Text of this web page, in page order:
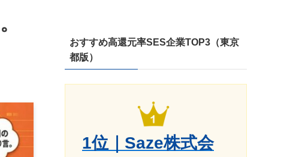
おすすめ高還元率SES企業TOP3（東京
都版）
1位｜Saze株式会